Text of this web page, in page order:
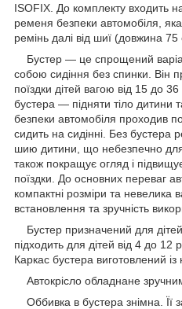
ISOFIX. До комплекту входить
ременя безпеки автомобіля,
ремінь далі від шиї (довжина
Бустер — це спрощений
собою сидіння без спинки. Він
поїздки дітей вагою від 15 до
бустера — підняти тіло дитини
безпеки автомобіля проходив
сидить на сидінні. Без бустера
шию дитини, що небезпечно
також покращує огляд і
поїздки. До основних переваг
компактні розміри та невелика
встановлення та зручність
Бустер призначений для дітей
підходить для дітей від 4 до 12
Каркас бустера виготовлений із
Автокрісло обладнане
Оббивка в бустера знімна. Її